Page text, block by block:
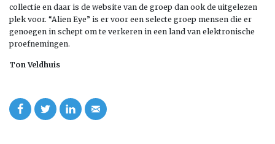
collectie en daar is de website van de groep dan ook de uitgelezen
plek voor. “Alien Eye” is er voor een selecte groep mensen die er
genoegen in schept om te verkeren in een land van elektronische
proefnemingen.
Ton Veldhuis